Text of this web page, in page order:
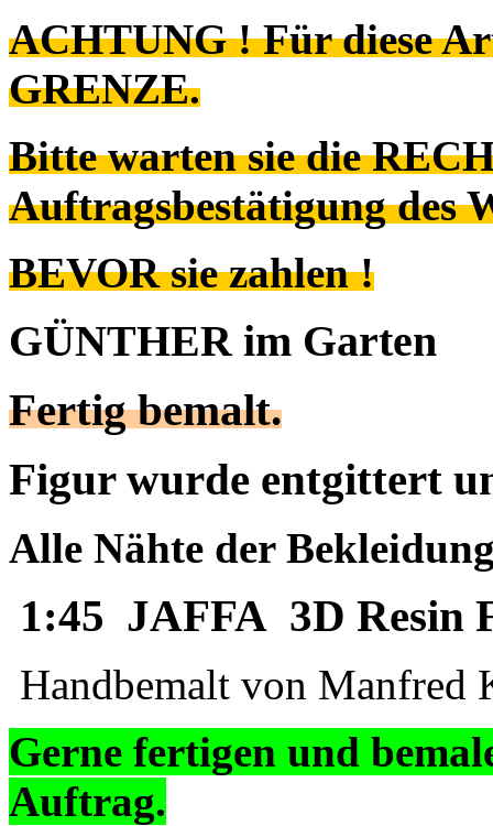
ACHTUNG ! Für diese
GRENZE.
Bitte warten sie die
Auftragsbestätigung des
BEVOR sie zahlen !
GÜNTHER im Garten
Fertig bemalt.
Figur wurde entgittert
Alle Nähte der
1:45 JAFFA 3D Resin
Handbemalt von Manfred
Gerne fertigen und
Auftrag.